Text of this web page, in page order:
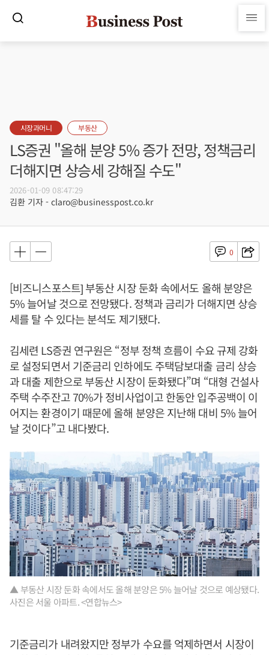
시장과머니 부동산
LS증권 "올해 분양 5% 증가 전망, 정책금리
더해지면 상승세 강해질 수도"
2026-01-09 08:47:29
김환 기자 - claro@businesspost.co.kr
0
[비즈니스포스트] 부동산 시장 둔화 속에서도 올해 분양은
5% 늘어날 것으로 전망됐다. 정책과 금리가 더해지면 상승
세를 탈 수 있다는 분석도 제기됐다.
김세련 LS증권 연구원은 “정부 정책 흐름이 수요 규제 강화
로 설정되면서 기준금리 인하에도 주택담보대출 금리 상승
과 대출 제한으로 부동산 시장이 둔화됐다”며 “대형 건설사
주택 수주잔고 70%가 정비사업이고 한동안 입주공백이 이
어지는 환경이기 때문에 올해 분양은 지난해 대비 5% 늘어
날 것이다”고 내다봤다.
▲ 부동산 시장 둔화 속에서도 올해 분양은 5% 늘어날 것으로 예상됐다.
사진은 서울 아파트. <연합뉴스>
기준금리가 내려왔지만 정부가 수요를 억제하면서 시장이